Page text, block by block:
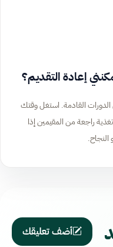
الدورات القادمة. استغل وقتك
راجعة من المقيمين إذا
أضف تعليقك